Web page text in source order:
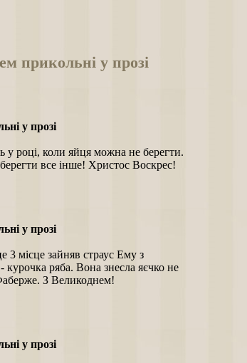
прикольні у прозі
у прозі
у році, коли яйця можна не берегти.
все інше! Христос Воскрес!
у прозі
3 місце зайняв страус Ему з
ряба. Вона знесла яєчко не
З Великоднем!
у прозі